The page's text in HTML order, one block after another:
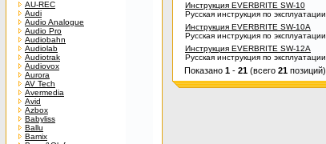
AU-REC
Audi
Audio Analogue
Audio Pro
Audiobahn
Audiolab
Audiotrak
Audiovox
Aurora
AV Tech
Avermedia
Avid
Azbox
Babyliss
Ballu
Bamix
Инструкция EVERBRITE SW-10
Русская инструкция по эксплуатации
Инструкция EVERBRITE SW-10A
Русская инструкция по эксплуатации
Инструкция EVERBRITE SW-12A
Русская инструкция по эксплуатации
Показано 1 - 21 (всего 21 позиций)